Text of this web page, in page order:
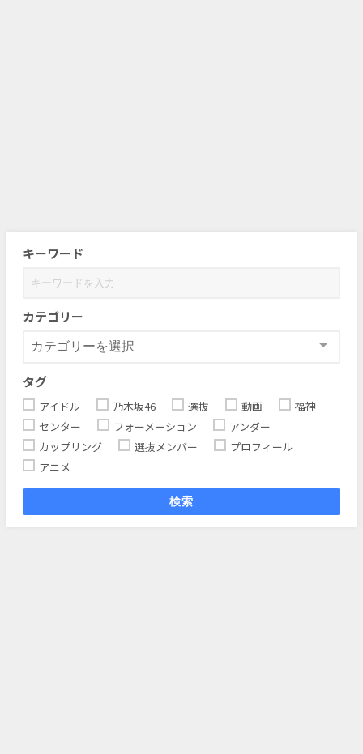
キーワード
カテゴリー
タグ
アイドル 乃木坂46 選抜 動画
福神
センター
フォーメーション
アンダー
カップリング
選抜メンバー
プロフィール
アニメ
検索